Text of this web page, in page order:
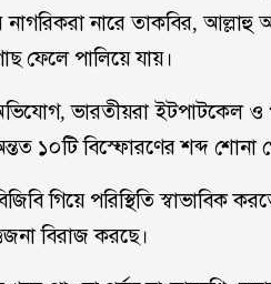
নাগরিকরা নারে তাকবির,
ফেলে পালিয়ে যায়।
ভারতীয়রা ইটপাটকেল
১০টি বিস্ফোরণের শব্দ শোনা
গিয়ে পরিস্থিতি
বিরাজ করছে।